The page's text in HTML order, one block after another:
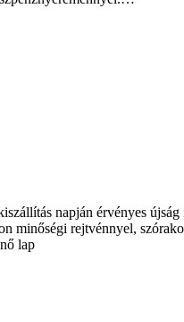
napján érvényes
minőségi rejtvénnyel,
lap